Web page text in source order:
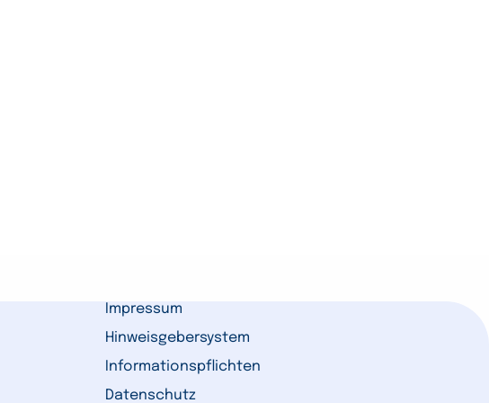
Impressum
Hinweisgebersystem
Informationspflichten
Datenschutz